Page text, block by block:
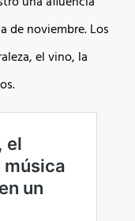
de noviembre. Los
el vino, la